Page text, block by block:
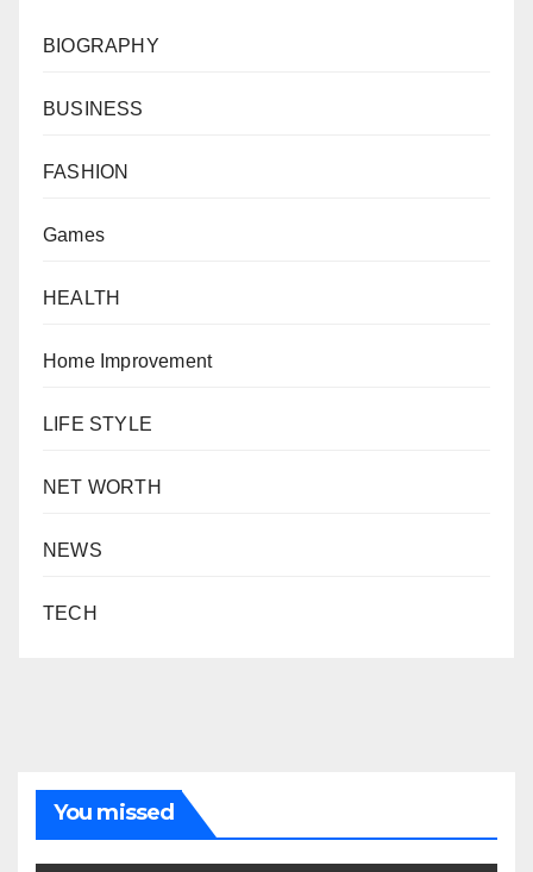
BIOGRAPHY
BUSINESS
FASHION
Games
HEALTH
Home Improvement
LIFE STYLE
NET WORTH
NEWS
TECH
You missed